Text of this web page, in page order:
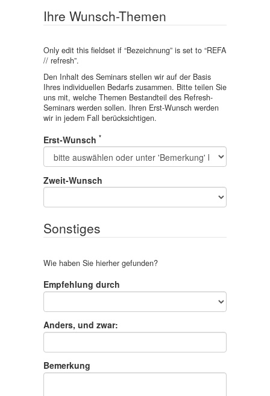
Ihre Wunsch-Themen
Only edit this fieldset if “Bezeichnung” is set to “REFA
// refresh”.
Den Inhalt des Seminars stellen wir auf der Basis
Ihres individuellen Bedarfs zusammen. Bitte teilen Sie
uns mit, welche Themen Bestandteil des Refresh-
Seminars werden sollen. Ihren Erst-Wunsch werden
wir in jedem Fall berücksichtigen.
Erst-Wunsch *
Zweit-Wunsch
Sonstiges
Wie haben Sie hierher gefunden?
Empfehlung durch
Anders, und zwar:
Bemerkung